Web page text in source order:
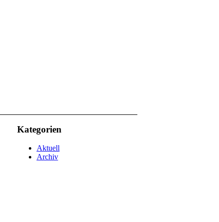
Kategorien
Aktuell
Archiv